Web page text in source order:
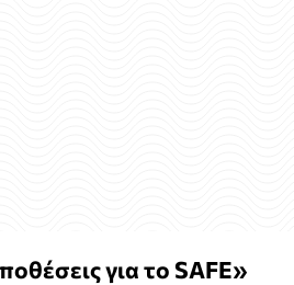
για το SAFE»